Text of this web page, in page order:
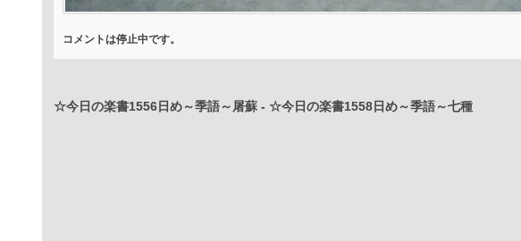
コメントは停止中です。
☆今日の楽書1556日め～季語～屠蘇- ☆今日の楽書1558日め～季語～七種